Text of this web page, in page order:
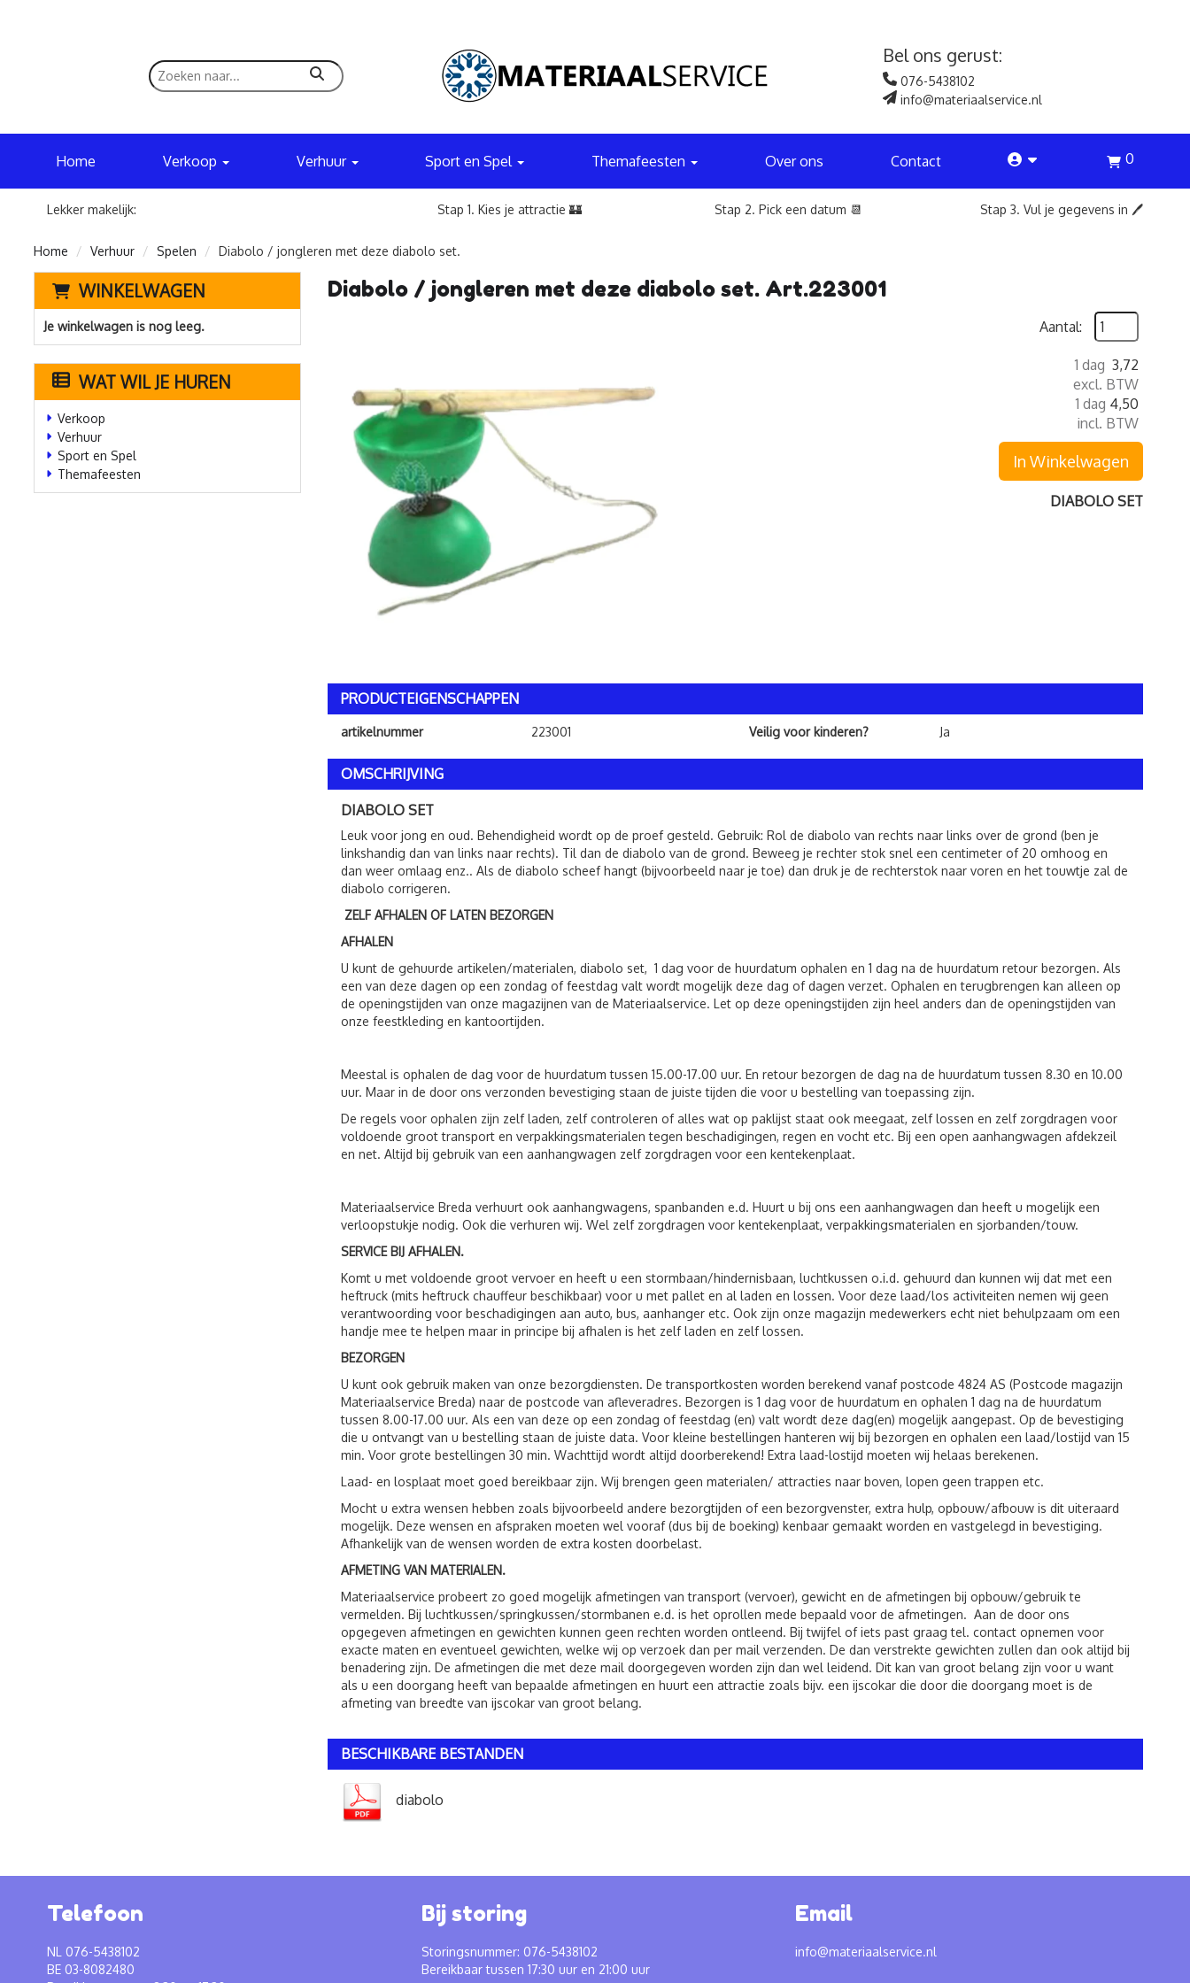
zoeken
Bel ons gerust:
076-5438102
info@materiaalservice.nl
Home Verkoop Verhuur Sport en Spel Themafeesten Over ons Contact account 0
Lekker makelijk: Stap 1. Kies je attractie 🏰 Stap 2. Pick een datum 📆 Stap 3. Vul je gegevens in 🖊️
Home Verhuur Spelen Diabolo / jongleren met deze diabolo set.
WINKELWAGEN
Je winkelwagen is nog leeg.
WAT WIL JE HUREN
Verkoop
Verhuur
Sport en Spel
Themafeesten
Diabolo / jongleren met deze diabolo set. Art.223001
Aantal:
1 dag 3,72
excl. BTW
1 dag 4,50
incl. BTW
In Winkelwagen
DIABOLO SET
PRODUCTEIGENSCHAPPEN
artikelnummer 223001 Veilig voor kinderen? Ja
OMSCHRIJVING
DIABOLO SET
Leuk voor jong en oud. Behendigheid wordt op de proef gesteld. Gebruik: Rol de diabolo van rechts naar links over de grond (ben je
linkshandig dan van links naar rechts). Til dan de diabolo van de grond. Beweeg je rechter stok snel een centimeter of 20 omhoog en
dan weer omlaag enz.. Als de diabolo scheef hangt (bijvoorbeeld naar je toe) dan druk je de rechterstok naar voren en het touwtje zal de
diabolo corrigeren.
ZELF AFHALEN OF LATEN BEZORGEN
AFHALEN
U kunt de gehuurde artikelen/materialen, diabolo set, 1 dag voor de huurdatum ophalen en 1 dag na de huurdatum retour bezorgen. Als
een van deze dagen op een zondag of feestdag valt wordt mogelijk deze dag of dagen verzet. Ophalen en terugbrengen kan alleen op
de openingstijden van onze magazijnen van de Materiaalservice. Let op deze openingstijden zijn heel anders dan de openingstijden van
onze feestkleding en kantoortijden.
Meestal is ophalen de dag voor de huurdatum tussen 15.00-17.00 uur. En retour bezorgen de dag na de huurdatum tussen 8.30 en 10.00
uur. Maar in de door ons verzonden bevestiging staan de juiste tijden die voor u bestelling van toepassing zijn.
De regels voor ophalen zijn zelf laden, zelf controleren of alles wat op paklijst staat ook meegaat, zelf lossen en zelf zorgdragen voor
voldoende groot transport en verpakkingsmaterialen tegen beschadigingen, regen en vocht etc. Bij een open aanhangwagen afdekzeil
en net. Altijd bij gebruik van een aanhangwagen zelf zorgdragen voor een kentekenplaat.
Materiaalservice Breda verhuurt ook aanhangwagens, spanbanden e.d. Huurt u bij ons een aanhangwagen dan heeft u mogelijk een
verloopstukje nodig. Ook die verhuren wij. Wel zelf zorgdragen voor kentekenplaat, verpakkingsmaterialen en sjorbanden/touw.
SERVICE BIJ AFHALEN.
Komt u met voldoende groot vervoer en heeft u een stormbaan/hindernisbaan, luchtkussen o.i.d. gehuurd dan kunnen wij dat met een
heftruck (mits heftruck chauffeur beschikbaar) voor u met pallet en al laden en lossen. Voor deze laad/los activiteiten nemen wij geen
verantwoording voor beschadigingen aan auto, bus, aanhanger etc. Ook zijn onze magazijn medewerkers echt niet behulpzaam om een
handje mee te helpen maar in principe bij afhalen is het zelf laden en zelf lossen.
BEZORGEN
U kunt ook gebruik maken van onze bezorgdiensten. De transportkosten worden berekend vanaf postcode 4824 AS (Postcode magazijn
Materiaalservice Breda) naar de postcode van afleveradres. Bezorgen is 1 dag voor de huurdatum en ophalen 1 dag na de huurdatum
tussen 8.00-17.00 uur. Als een van deze op een zondag of feestdag (en) valt wordt deze dag(en) mogelijk aangepast. Op de bevestiging
die u ontvangt van u bestelling staan de juiste data. Voor kleine bestellingen hanteren wij bij bezorgen en ophalen een laad/lostijd van 15
min. Voor grote bestellingen 30 min. Wachttijd wordt altijd doorberekend! Extra laad-lostijd moeten wij helaas berekenen.
Laad- en losplaat moet goed bereikbaar zijn. Wij brengen geen materialen/ attracties naar boven, lopen geen trappen etc.
Mocht u extra wensen hebben zoals bijvoorbeeld andere bezorgtijden of een bezorgvenster, extra hulp, opbouw/afbouw is dit uiteraard
mogelijk. Deze wensen en afspraken moeten wel vooraf (dus bij de boeking) kenbaar gemaakt worden en vastgelegd in bevestiging.
Afhankelijk van de wensen worden de extra kosten doorbelast.
AFMETING VAN MATERIALEN.
Materiaalservice probeert zo goed mogelijk afmetingen van transport (vervoer), gewicht en de afmetingen bij opbouw/gebruik te
vermelden. Bij luchtkussen/springkussen/stormbanen e.d. is het oprollen mede bepaald voor de afmetingen. Aan de door ons
opgegeven afmetingen en gewichten kunnen geen rechten worden ontleend. Bij twijfel of iets past graag tel. contact opnemen voor
exacte maten en eventueel gewichten, welke wij op verzoek dan per mail verzenden. De dan verstrekte gewichten zullen dan ook altijd bij
benadering zijn. De afmetingen die met deze mail doorgegeven worden zijn dan wel leidend. Dit kan van groot belang zijn voor u want
als u een doorgang heeft van bepaalde afmetingen en huurt een attractie zoals bijv. een ijscokar die door die doorgang moet is de
afmeting van breedte van ijscokar van groot belang.
BESCHIKBARE BESTANDEN
diabolo
Telefoon
NL 076-5438102
BE 03-8082480
Bij storing
Storingsnummer: 076-5438102
Bereikbaar tussen 17:30 uur en 21:00 uur
Email
info@materiaalservice.nl